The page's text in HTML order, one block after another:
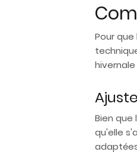
Pour
hivernale
Bien
qu'elle